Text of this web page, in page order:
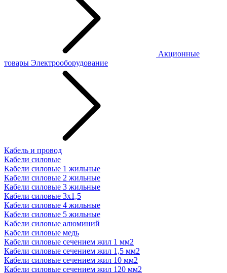
Акционные
товары Электрооборудование
Кабель и провод
Кабели силовые
Кабели силовые 1 жильные
Кабели силовые 2 жильные
Кабели силовые 3 жильные
Кабели силовые 3х1,5
Кабели силовые 4 жильные
Кабели силовые 5 жильные
Кабели силовые алюминий
Кабели силовые медь
Кабели силовые сечением жил 1 мм2
Кабели силовые сечением жил 1,5 мм2
Кабели силовые сечением жил 10 мм2
Кабели силовые сечением жил 120 мм2